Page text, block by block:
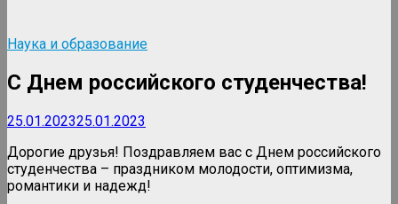
Наука и образование
С Днем российского студенчества!
25.01.202325.01.2023
Дорогие друзья! Поздравляем вас с Днем российского
студенчества – праздником молодости, оптимизма,
романтики и надежд!